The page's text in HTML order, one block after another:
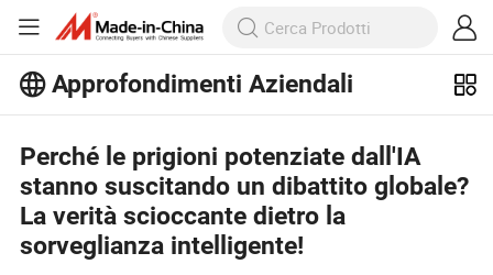
Approfondimenti Aziendali
Approfondimenti Aziendali!
Visualizza altro
Perché le prigioni potenziate dall'IA
stanno suscitando un dibattito globale?
La verità scioccante dietro la
sorveglianza intelligente!